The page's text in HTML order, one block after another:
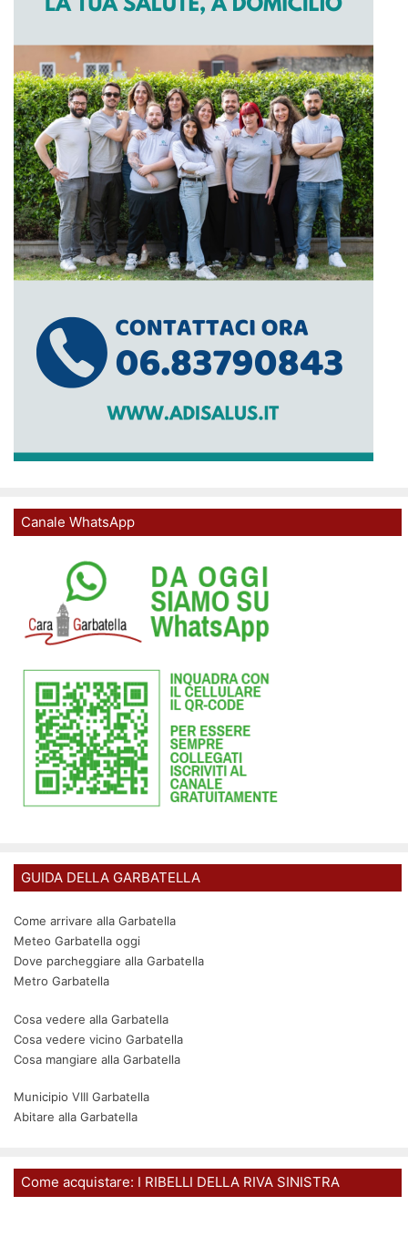
Canale WhatsApp
GUIDA DELLA GARBATELLA
Come arrivare alla Garbatella
Meteo Garbatella oggi
Dove parcheggiare alla Garbatella
Metro Garbatella
Cosa vedere alla Garbatella
Cosa vedere vicino Garbatella
Cosa mangiare alla Garbatella
Municipio VIII Garbatella
Abitare alla Garbatella
Come acquistare: I RIBELLI DELLA RIVA SINISTRA